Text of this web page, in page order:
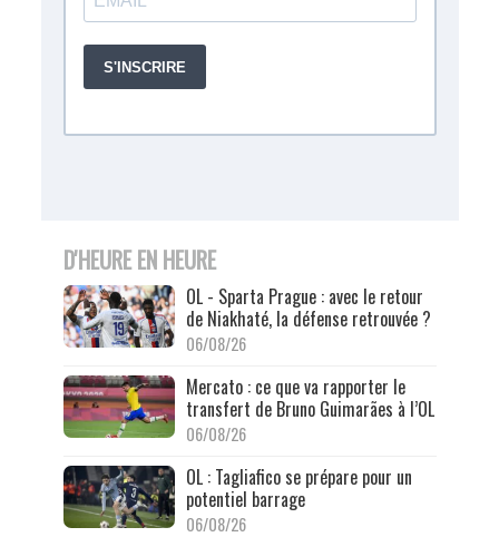
D'HEURE EN HEURE
OL - Sparta Prague : avec le retour
de Niakhaté, la défense retrouvée ?
06/08/26
Mercato : ce que va rapporter le
transfert de Bruno Guimarães à l’OL
06/08/26
OL : Tagliafico se prépare pour un
potentiel barrage
06/08/26